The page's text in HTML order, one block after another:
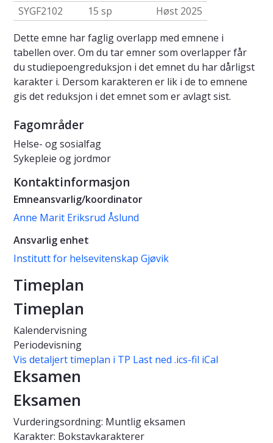
SYGF2102
15 sp
Høst 2025
Dette emne har faglig overlapp med emnene i
tabellen over. Om du tar emner som overlapper får
du studiepoengreduksjon i det emnet du har dårligst
karakter i. Dersom karakteren er lik i de to emnene
gis det reduksjon i det emnet som er avlagt sist.
Fagområder
Helse- og sosialfag
Sykepleie og jordmor
Kontaktinformasjon
Emneansvarlig/koordinator
Anne Marit Eriksrud Åslund
Ansvarlig enhet
Institutt for helsevitenskap Gjøvik
Timeplan
Timeplan
Kalendervisning
Periodevisning
Vis detaljert timeplan i TP Last ned .ics-fil iCal
Eksamen
Eksamen
Vurderingsordning: Muntlig eksamen
Karakter: Bokstavkarakterer